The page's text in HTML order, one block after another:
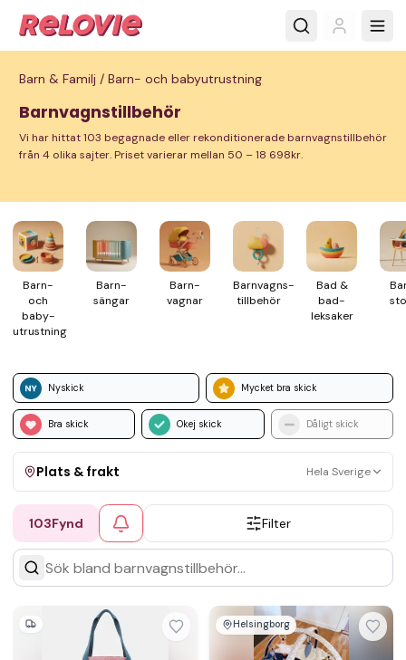
Barn & Familj / Barn- och babyutrustning
Barnvagnstillbehör
Vi har hittat 103 begagnade eller rekonditionerade barnvagnstillbehör
från 4 olika sajter. Priset varierar mellan 50 – 18 698kr.
Barn-
och
baby­
utrustning
Barn­
sängar
Barn­
vagnar
Barnvagns­
tillbehör
Bad &
bad­
leksaker
Nyskick Mycket bra skick
Bra skick Okej skick Dåligt skick
Plats & frakt Hela Sverige
Visa allt Kan skickas Upphämtning
103Fynd Filter
Helsingborg